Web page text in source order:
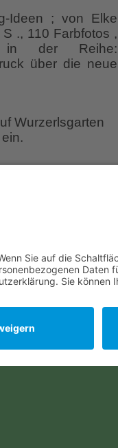
Ideen ; von Elke
., 110 Farbfotos ,
der Reihe:
über die neue
Wurzerlsgarten
ist das Foto
heißen Sommer
kühlen, feuchten
Wurzerlsgarten